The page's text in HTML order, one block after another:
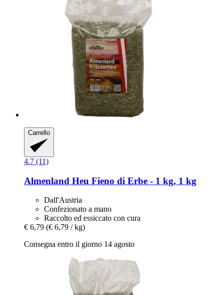
Carrello
4.7 (11)
Almenland Heu Fieno di Erbe -​ 1 kg, 1 kg
Dall'Austria
Confezionato a mano
Raccolto ed essiccato con cura
€ 6,79 (€ 6,79 / kg)
Consegna entro il giorno 14 agosto